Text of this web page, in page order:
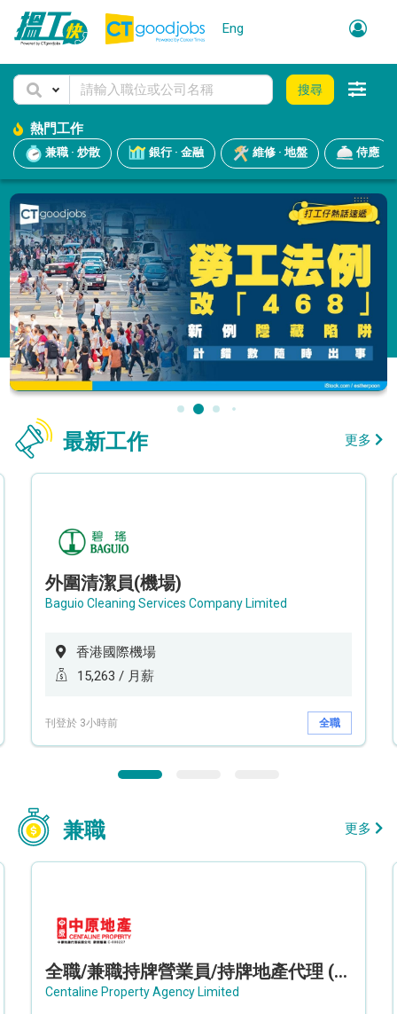
Eng
搜尋
熱門工作
兼職 · 炒散 銀行 · 金融 維修 · 地盤 侍應
最新工作 更多
外圍清潔員(機場)
Baguio Cleaning Services Company Limited
香港國際機場
15,263 / 月薪
刊登於 3小時前 全職
兼職 更多
全職/兼職持牌營業員/持牌地產代理 (長沙灣/將軍澳/油塘)
Centaline Property Agency Limited